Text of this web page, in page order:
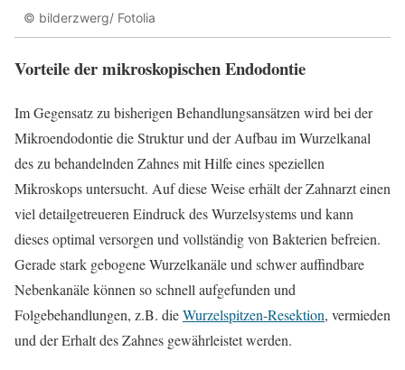
© bilderzwerg/ Fotolia
Vorteile der mikroskopischen Endodontie
Im Gegensatz zu bisherigen Behandlungsansätzen wird bei der
Mikroendodontie die Struktur und der Aufbau im Wurzelkanal
des zu behandelnden Zahnes mit Hilfe eines speziellen
Mikroskops untersucht. Auf diese Weise erhält der Zahnarzt einen
viel detailgetreueren Eindruck des Wurzelsystems und kann
dieses optimal versorgen und vollständig von Bakterien befreien.
Gerade stark gebogene Wurzelkanäle und schwer auffindbare
Nebenkanäle können so schnell aufgefunden und
Folgebehandlungen, z.B. dieWurzelspitzen-Resektion, vermieden
und der Erhalt des Zahnes gewährleistet werden.